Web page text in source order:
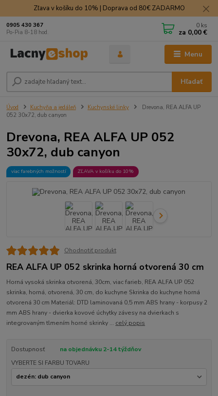
Zľava v košíku do 10% | Doprava od 80€ ZADARMO
Menu
Hľadať
0905 430 367
Po-Pia 8-18 hod.
0 ks
za 0,00 €
Úvod Kuchyňa a jedáleň Kuchynské linky
Drevona, REA ALFA UP
052 30x72, dub canyon
Drevona, REA ALFA UP 052
30x72, dub canyon
viac farebných možností ZĽAVA v košíku do 10%
Ohodnotiť produkt
REA ALFA UP 052 skrinka horná otvorená 30 cm
Horná vysoká skrinka otvorená, 30cm, viac farieb, REA ALFA UP 052
skrinka, horná, otvorená, 30 cm, do kuchyne Skrinka do kuchyne horná
otvorená 30 cm Materiál: DTD laminovaná 0,5 mm ABS hrany - korpusy 2
mm ABS hrany - dvierka kovové úchytky závesy na dvierkach s
integrovaným tlmením horné skrinky ... celý popis
Dostupnosť
na objednávku 2-14 týždňov
VYBERTE SI FARBU TOVARU